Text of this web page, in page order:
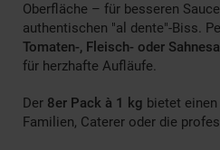
Oberfläche – für besseren
authentischen "al dente"-Biss.
Tomaten-, Fleisch- oder
für herzhafte Aufläufe.
Der 8er Pack à 1 kg bietet
Familien, Caterer oder die